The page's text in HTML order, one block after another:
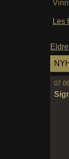
Les